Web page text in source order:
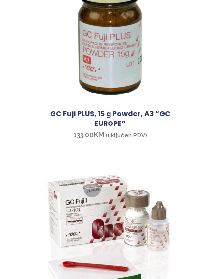
GC Fuji PLUS, 15 g Powder, A3 “GC
EUROPE”
133.00KM (uključen PDV)